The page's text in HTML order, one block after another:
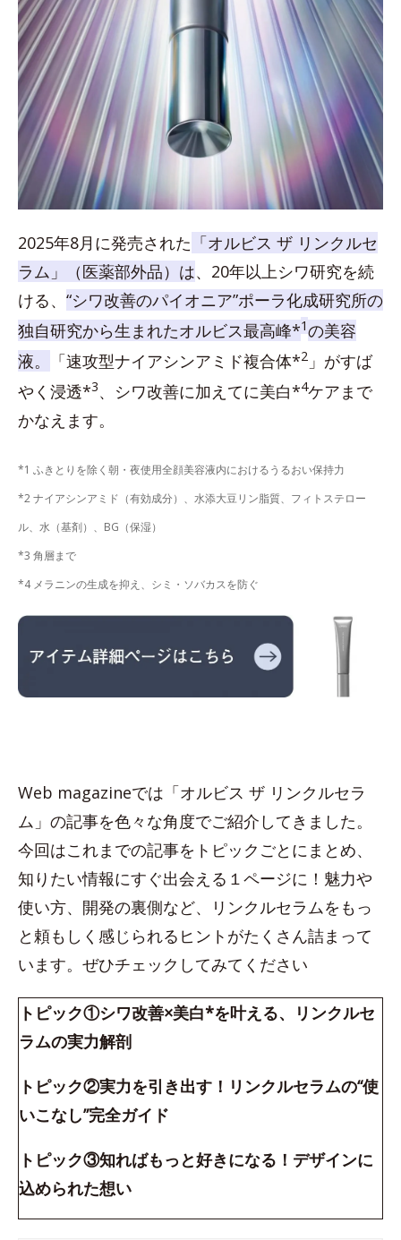
2025年8月に発売された 「オルビス ザ リンクルセ
ラム」（医薬部外品）は、20年以上シワ研究を続
ける、 “シワ改善のパイオニア”ポーラ化成研究所の
独自研究から生まれたオルビス最高峰*1の美容
液。
「速攻型ナイアシンアミド複合体*2 」がすば
やく浸透*3、シワ改善に加えてに美白*4ケアまで
かなえます。
*1 ふきとりを除く朝・夜使用全顔美容液内におけるうるおい保持力
*2 ナイアシンアミド（有効成分）、水添大豆リン脂質、フィトステロー
ル、水（基剤）、BG（保湿）
*3 角層まで
*4 メラニンの生成を抑え、シミ・ソバカスを防ぐ
Web magazineでは「オルビス ザ リンクルセラ
ム」の記事を色々な角度でご紹介してきました。
今回はこれまでの記事をトピックごとにまとめ、
知りたい情報にすぐ出会える１ページに！魅力や
使い方、開発の裏側など、リンクルセラムをもっ
と頼もしく感じられるヒントがたくさん詰まって
います。ぜひチェックしてみてください
トピック①シワ改善×美白*を叶える、リンクルセ
ラムの実力解剖
トピック②実力を引き出す！リンクルセラムの“使
いこなし”完全ガイド
トピック③知ればもっと好きになる！デザインに
込められた想い